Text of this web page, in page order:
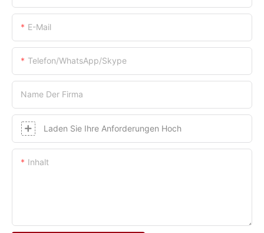
E-Mail
Telefon/WhatsApp/Skype
Name Der Firma
Laden Sie Ihre Anforderungen Hoch
Inhalt